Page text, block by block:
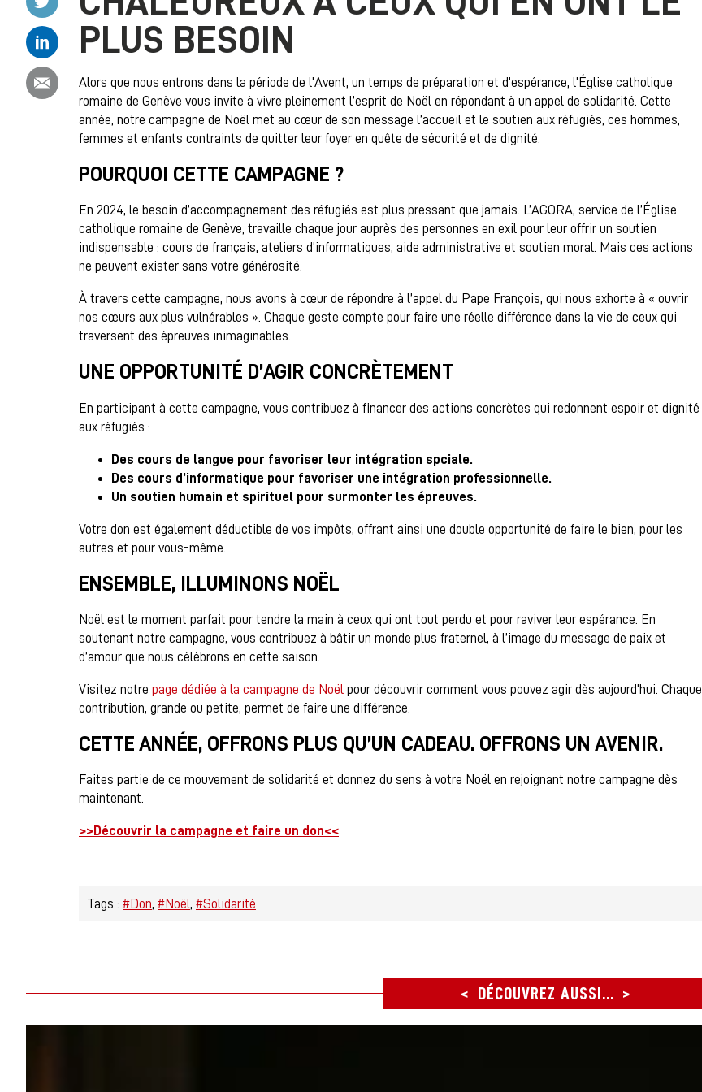
Partager ce contenu sur Linkedin
Partager ce contenu par email
PLUS BESOIN
Alors que nous entrons dans la période de l’Avent, un temps de préparation et d’espérance, l’Église catholique
romaine de Genève vous invite à vivre pleinement l’esprit de Noël en répondant à un appel de solidarité. Cette
année, notre campagne de Noël met au cœur de son message l’accueil et le soutien aux réfugiés, ces hommes,
femmes et enfants contraints de quitter leur foyer en quête de sécurité et de dignité.
POURQUOI CETTE CAMPAGNE ?
En 2024, le besoin d’accompagnement des réfugiés est plus pressant que jamais. L’AGORA, service de l’Église
catholique romaine de Genève, travaille chaque jour auprès des personnes en exil pour leur offrir un soutien
indispensable : cours de français, ateliers d’informatiques, aide administrative et soutien moral. Mais ces actions
ne peuvent exister sans votre générosité.
À travers cette campagne, nous avons à cœur de répondre à l’appel du Pape François, qui nous exhorte à « ouvrir
nos cœurs aux plus vulnérables ». Chaque geste compte pour faire une réelle différence dans la vie de ceux qui
traversent des épreuves inimaginables.
UNE OPPORTUNITÉ D’AGIR CONCRÈTEMENT
En participant à cette campagne, vous contribuez à financer des actions concrètes qui redonnent espoir et dignité
aux réfugiés :
Des cours de langue pour favoriser leur intégration spciale.
Des cours d’informatique pour favoriser une intégration professionnelle.
Un soutien humain et spirituel pour surmonter les épreuves.
Votre don est également déductible de vos impôts, offrant ainsi une double opportunité de faire le bien, pour les
autres et pour vous-même.
ENSEMBLE, ILLUMINONS NOËL
Noël est le moment parfait pour tendre la main à ceux qui ont tout perdu et pour raviver leur espérance. En
soutenant notre campagne, vous contribuez à bâtir un monde plus fraternel, à l’image du message de paix et
d’amour que nous célébrons en cette saison.
Visitez notre page dédiée à la campagne de Noël pour découvrir comment vous pouvez agir dès aujourd’hui. Chaque
contribution, grande ou petite, permet de faire une différence.
CETTE ANNÉE, OFFRONS PLUS QU’UN CADEAU. OFFRONS UN AVENIR.
Faites partie de ce mouvement de solidarité et donnez du sens à votre Noël en rejoignant notre campagne dès
maintenant.
>>Découvrir la campagne et faire un don<<
Tags : #Don #Noël #Solidarité
DÉCOUVREZ AUSSI...